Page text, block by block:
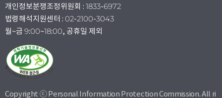
개인정보분쟁조정위원회 : 1833-6972
법령해석지원센터 : 02-2100-3043
월~금 9:00~18:00, 공휴일 제외
Copyright ⓒ Personal Information Protection Commission. All ri